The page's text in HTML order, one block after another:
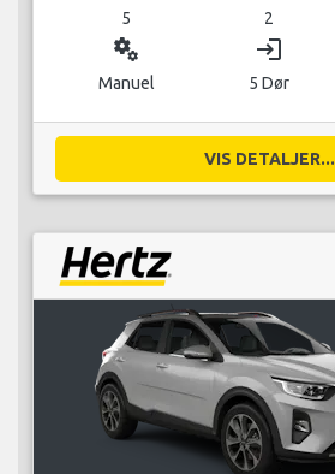
5 2
miscellaneous_services
Manuel
login
5 Dør
VIS DETALJER...